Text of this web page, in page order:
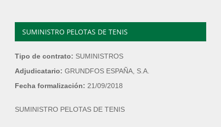
SUMINISTRO PELOTAS DE TENIS
Tipo de contrato: SUMINISTROS
Adjudicatario: GRUNDFOS ESPAÑA, S.A.
Fecha formalización: 21/09/2018
SUMINISTRO PELOTAS DE TENIS